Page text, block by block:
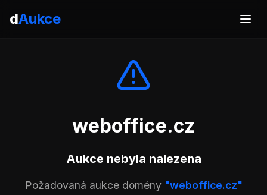
dAukce
weboffice.cz
Aukce nebyla nalezena
Požadovaná aukce domény "weboffice.cz"